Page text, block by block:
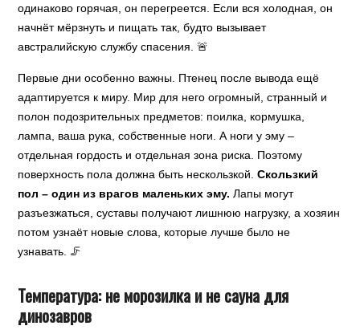
одинаково горячая, он перегреется. Если вся холодная, он
начнёт мёрзнуть и пищать так, будто вызывает
австралийскую службу спасения. 🚨
Первые дни особенно важны. Птенец после вывода ещё
адаптируется к миру. Мир для него огромный, странный и
полон подозрительных предметов: поилка, кормушка,
лампа, ваша рука, собственные ноги. А ноги у эму –
отдельная гордость и отдельная зона риска. Поэтому
поверхность пола должна быть нескользкой.Скользкий
пол – один из врагов маленьких эму. Лапы могут
разъезжаться, суставы получают лишнюю нагрузку, а хозяин
потом узнаёт новые слова, которые лучше было не
узнавать. 🦵
Температура: не морозилка и не сауна для
динозавров